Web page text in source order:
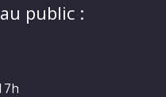
public :